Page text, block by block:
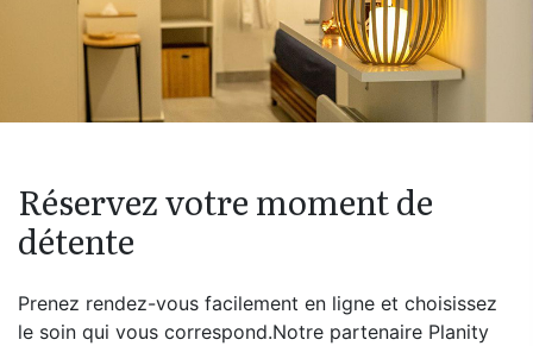
Réservez votre moment de
détente
Prenez rendez-vous facilement en ligne et choisissez
le soin qui vous correspond.Notre partenaire Planity